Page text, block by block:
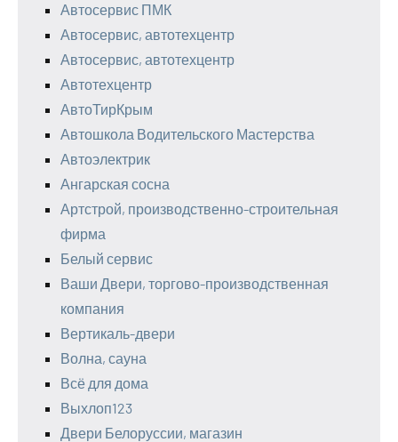
Автосервис ПМК
Автосервис, автотехцентр
Автосервис, автотехцентр
Автотехцентр
АвтоТирКрым
Автошкола Водительского Мастерства
Автоэлектрик
Ангарская сосна
Артстрой, производственно-строительная
фирма
Белый сервис
Ваши Двери, торгово-производственная
компания
Вертикаль-двери
Волна, сауна
Всё для дома
Выхлоп123
Двери Белоруссии, магазин